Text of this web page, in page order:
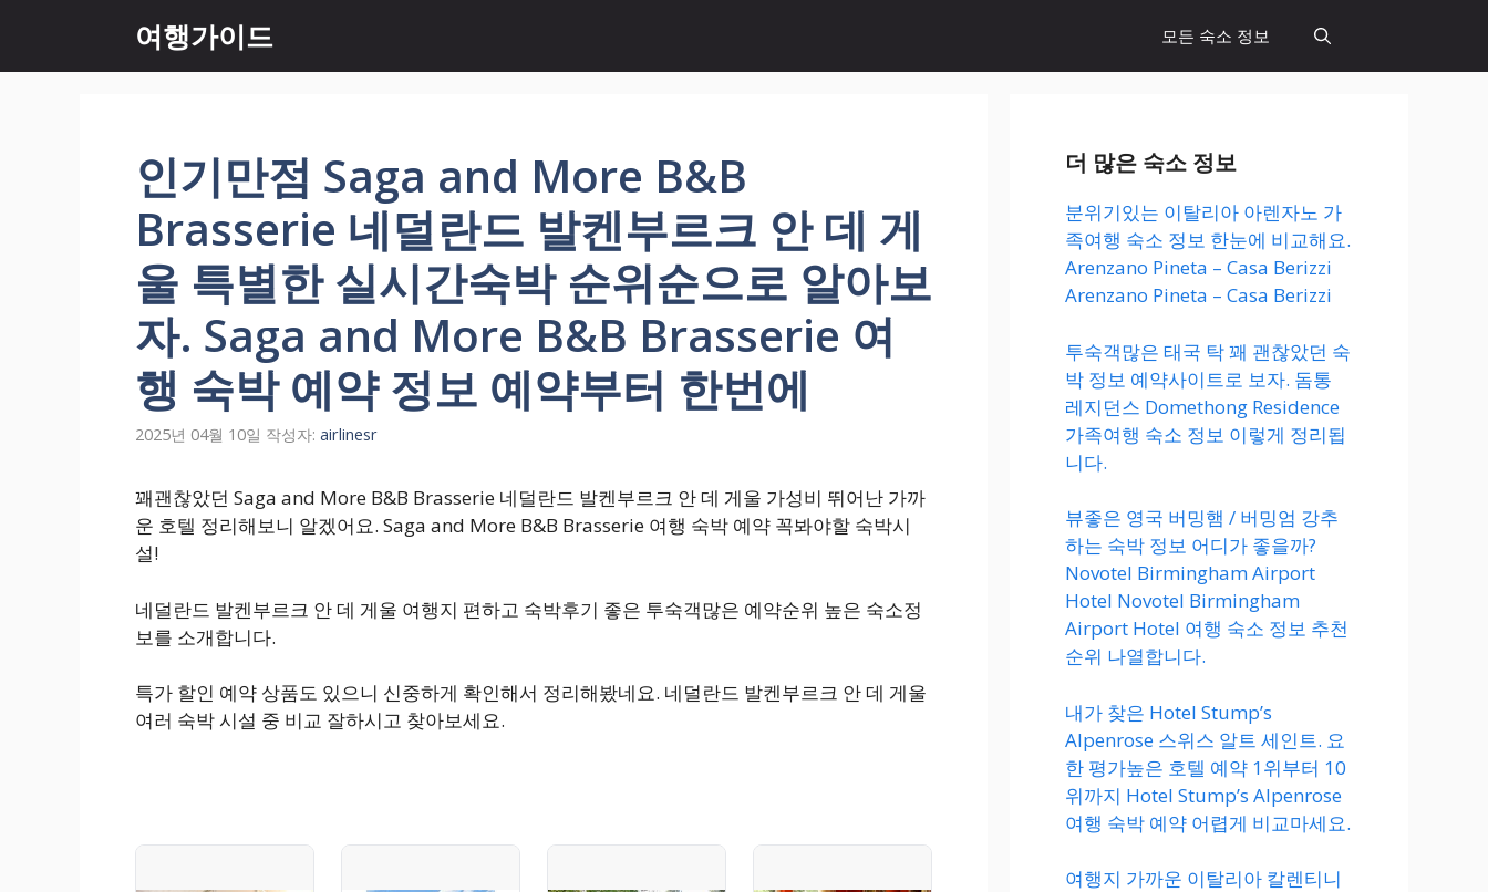
츠
여행가이드 모든 숙소 정보
인기만점 Saga and More B&B
Brasserie 네덜란드 발켄부르크 안 데 게
울 특별한 실시간숙박 순위순으로 알아보
자. Saga and More B&B Brasserie 여
행 숙박 예약 정보 예약부터 한번에
2025년 04월 10일 작성자: airlinesr
꽤괜찮았던 Saga and More B&B Brasserie 네덜란드 발켄부르크 안 데 게울 가성비 뛰어난 가까
운 호텔 정리해보니 알겠어요. Saga and More B&B Brasserie 여행 숙박 예약 꼭봐야할 숙박시
설!
네덜란드 발켄부르크 안 데 게울 여행지 편하고 숙박후기 좋은 투숙객많은 예약순위 높은 숙소정
보를 소개합니다.
특가 할인 예약 상품도 있으니 신중하게 확인해서 정리해봤네요. 네덜란드 발켄부르크 안 데 게울
여러 숙박 시설 중 비교 잘하시고 찾아보세요.
더 많은 숙소 정보
분위기있는 이탈리아 아렌자노 가
족여행 숙소 정보 한눈에 비교해요.
Arenzano Pineta – Casa Berizzi
Arenzano Pineta – Casa Berizzi
투숙객많은 태국 탁 꽤 괜찮았던 숙
박 정보 예약사이트로 보자. 돔통
레지던스 Domethong Residence
가족여행 숙소 정보 이렇게 정리됩
니다.
뷰좋은 영국 버밍햄 / 버밍엄 강추
하는 숙박 정보 어디가 좋을까?
Novotel Birmingham Airport
Hotel Novotel Birmingham
Airport Hotel 여행 숙소 정보 추천
순위 나열합니다.
내가 찾은 Hotel Stump’s
Alpenrose 스위스 알트 세인트. 요
한 평가높은 호텔 예약 1위부터 10
위까지 Hotel Stump’s Alpenrose
여행 숙박 예약 어렵게 비교마세요.
여행지 가까운 이탈리아 칼렌티니